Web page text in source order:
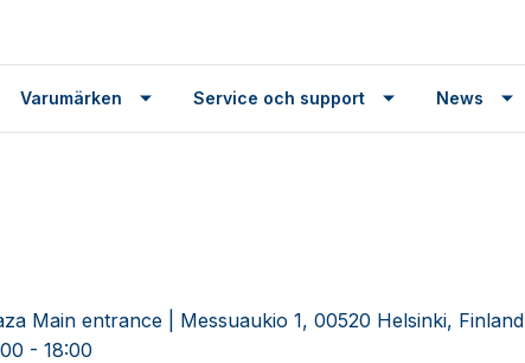
Varumärken Service och support News
Main entrance | Messuaukio 1, 00520 Helsinki, Finland
- 18:00